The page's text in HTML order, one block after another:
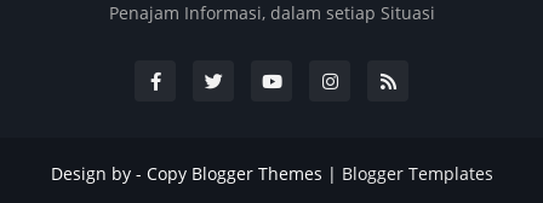
Penajam Informasi, dalam setiap Situasi
Design by - Copy Blogger Themes | Blogger Templates